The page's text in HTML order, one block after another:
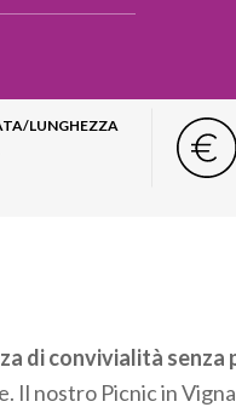
LUNGHEZZA
di convivialità senza
Il nostro Picnic in